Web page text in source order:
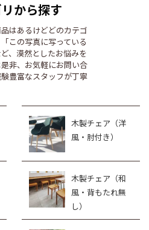
から探す
品はあるけどどのカテゴ
この写真に写っている
、漠然としたお悩みを
非、お気軽にお問い合
豊富なスタッフが丁寧
木製チェア（洋
風・肘付き）
木製チェア（和
風・背もたれ無
し）